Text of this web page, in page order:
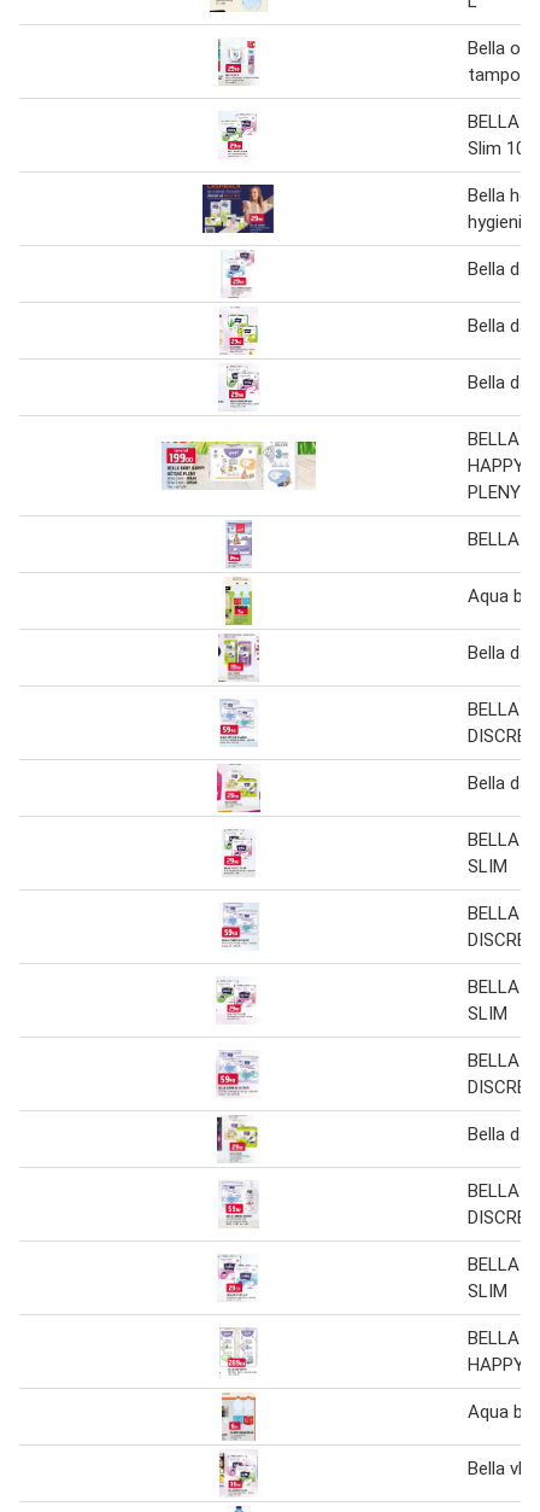
Bella
tampony
BELLA
Slim 10
Bella
Bella
Bella
Bella
BELLA
HAPPY
PLENY
BELLA
Aqua
Bella
BELLA
Bella
BELLA
SLIM
BELLA
BELLA
SLIM
BELLA
Bella
BELLA
BELLA
SLIM
BELLA
HAPPY
Aqua
Bella